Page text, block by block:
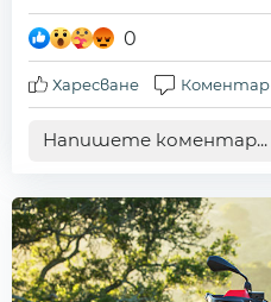
0
Харесване Коментар